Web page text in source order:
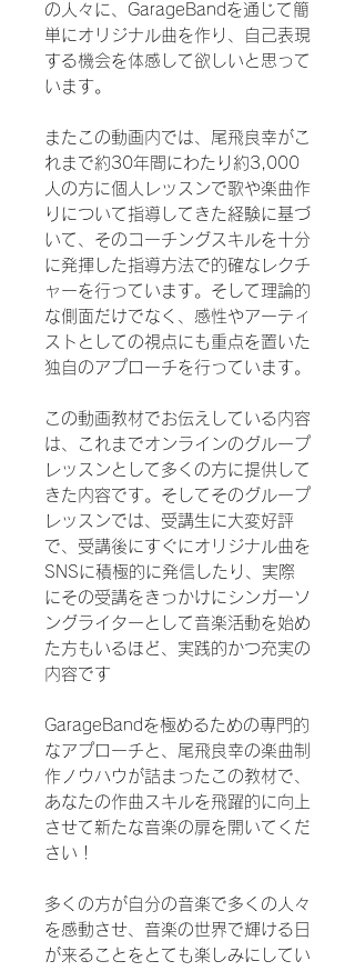
の人々に、GarageBandを通じて簡
単にオリジナル曲を作り、自己表現
する機会を体感して欲しいと思って
います。
またこの動画内では、尾飛良幸がこ
れまで約30年間にわたり約3,000
人の方に個人レッスンで歌や楽曲作
りについて指導してきた経験に基づ
いて、そのコーチングスキルを十分
に発揮した指導方法で的確なレクチ
ャーを行っています。そして理論的
な側面だけでなく、感性やアーティ
ストとしての視点にも重点を置いた
独自のアプローチを行っています。
この動画教材でお伝えしている内容
は、これまでオンラインのグループ
レッスンとして多くの方に提供して
きた内容です。そしてそのグループ
レッスンでは、受講生に大変好評
で、受講後にすぐにオリジナル曲を
SNSに積極的に発信したり、実際
にその受講をきっかけにシンガーソ
ングライターとして音楽活動を始め
た方もいるほど、実践的かつ充実の
内容です
GarageBandを極めるための専門的
なアプローチと、尾飛良幸の楽曲制
作ノウハウが詰まったこの教材で、
あなたの作曲スキルを飛躍的に向上
させて新たな音楽の扉を開いてくだ
さい！
多くの方が自分の音楽で多くの人々
を感動させ、音楽の世界で輝ける日
が来ることをとても楽しみにしてい